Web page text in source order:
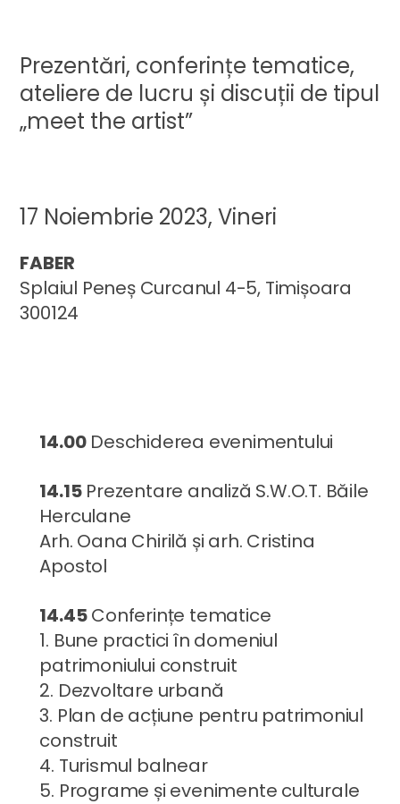
Prezentări, conferințe tematice,
ateliere de lucru și discuții de tipul
„meet the artist”
17 Noiembrie 2023, Vineri
FABER
Splaiul Peneș Curcanul 4-5, Timișoara
300124
14.00Deschiderea evenimentului
14.15Prezentare analiză S.W.O.T. Băile
Herculane
Arh. Oana Chirilă și arh. Cristina
Apostol
14.45Conferințe tematice
1. Bune practici în domeniul
patrimoniului construit
2. Dezvoltare urbană
3. Plan de acțiune pentru patrimoniul
construit
4. Turismul balnear
5. Programe și evenimente culturale